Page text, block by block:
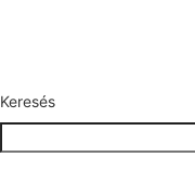
Keresés